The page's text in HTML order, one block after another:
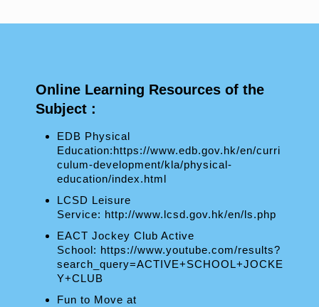
Online Learning Resources of the
Subject :
EDB Physical
Education:https://www.edb.gov.hk/en/curri
culum-development/kla/physical-
education/index.html
LCSD Leisure
Service: http://www.lcsd.gov.hk/en/ls.php
EACT Jockey Club Active
School: https://www.youtube.com/results?
search_query=ACTIVE+SCHOOL+JOCKE
Y+CLUB
Fun to Move at